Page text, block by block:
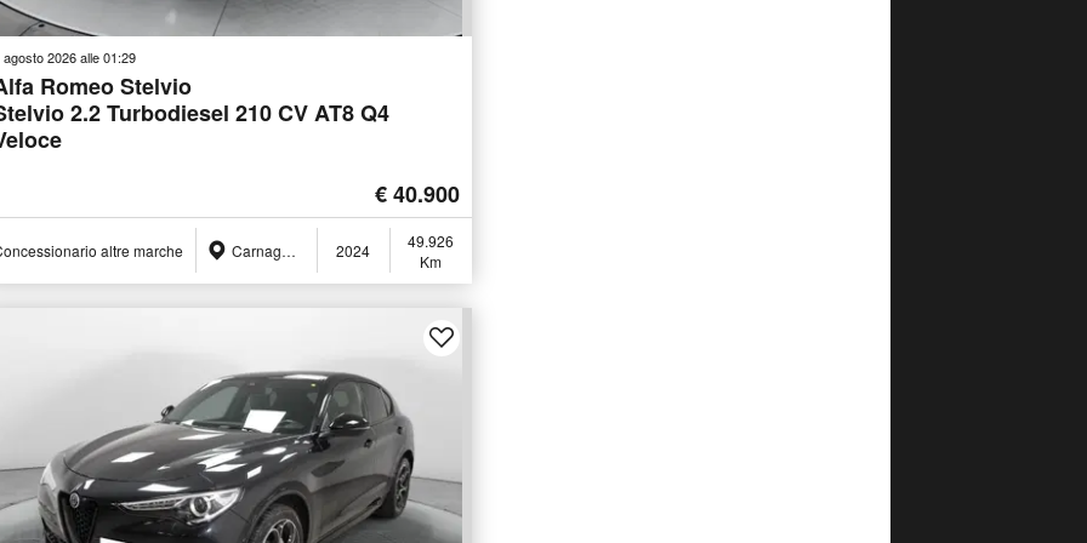
agosto 2026 alle 01:29
Romeo Stelvio
2.2 Turbodiesel 210 CV AT8 Q4
€ 40.900
altre marche Carnago (VA) 2024
49.926
Km